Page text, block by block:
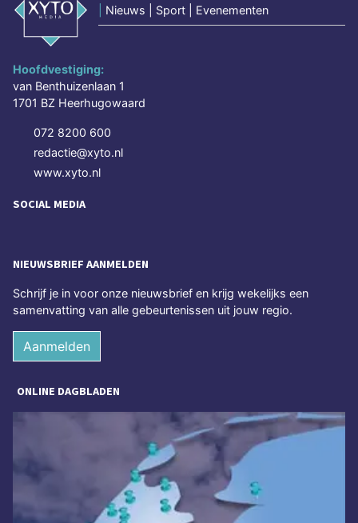
Nieuws | Sport | Evenementen
Hoofdvestiging:
van Benthuizenlaan 1
1701 BZ Heerhugowaard
072 8200 600
redactie@xyto.nl
www.xyto.nl
SOCIAL MEDIA
NIEUWSBRIEF AANMELDEN
Schrijf je in voor onze nieuwsbrief en krijg wekelijks een
samenvatting van alle gebeurtenissen uit jouw regio.
Aanmelden
ONLINE DAGBLADEN